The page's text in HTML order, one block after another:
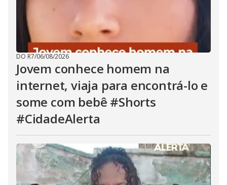
DO R7/06/08/2026
Jovem conhece homem na
internet, viaja para encontrá-lo e
some com bebê #Shorts
#CidadeAlerta